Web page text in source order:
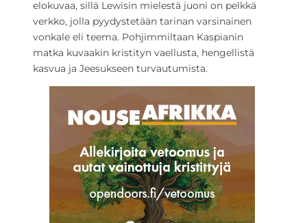
elokuvaa, sillä Lewisin mielestä juoni on pelkkä
verkko, jolla pyydystetään tarinan varsinainen
vonkale eli teema. Pohjimmiltaan Kaspianin
matka kuvaakin kristityn vaellusta, hengellistä
kasvua ja Jeesukseen turvautumista.